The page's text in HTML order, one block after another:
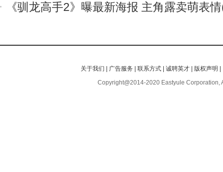
《驯龙高手2》曝最新海报 主角露卖萌表
关于我们 广告服务 |联系方式 |诚聘英才 版权声明
Copyright@2014-2020 Eastyule